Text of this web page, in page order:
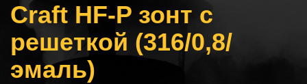
Craft HF-P зонт с
решеткой (316/0,8/
эмаль)